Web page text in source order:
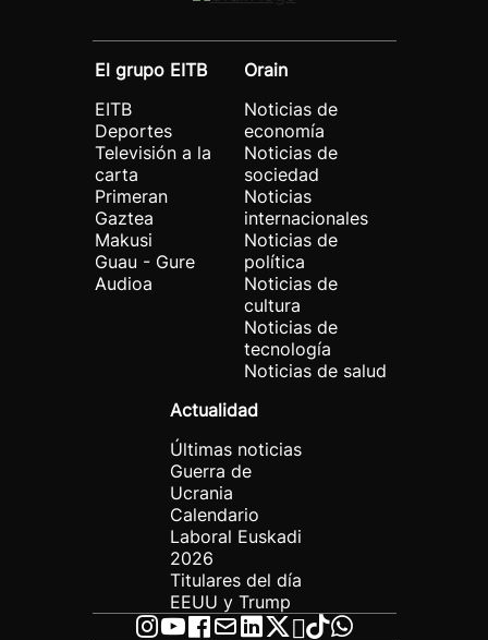
El grupo EITB
EITB
Deportes
Televisión a la
carta
Primeran
Gaztea
Makusi
Guau - Gure
Audioa
Orain
Noticias de
economía
Noticias de
sociedad
Noticias
internacionales
Noticias de
política
Noticias de
cultura
Noticias de
tecnología
Noticias de salud
Actualidad
Últimas noticias
Guerra de
Ucrania
Calendario
Laboral Euskadi
2026
Titulares del día
EEUU y Trump